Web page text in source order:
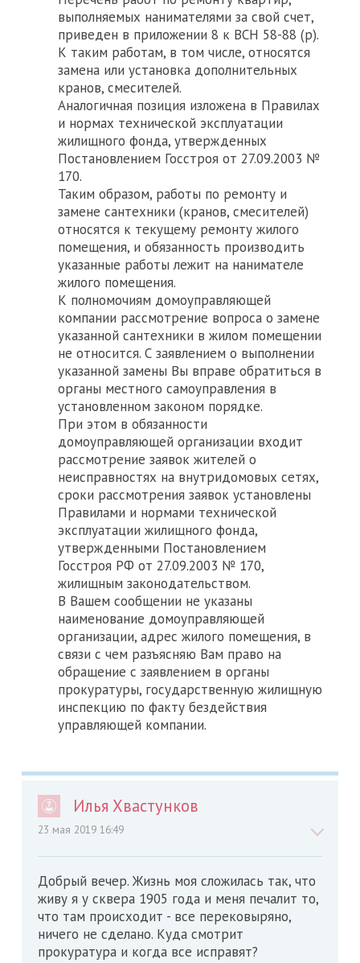
выполняемых нанимателями за свой счет,
приведен в приложении 8 к ВСН 58-88 (р).
К таким работам, в том числе, относятся
замена или установка дополнительных
кранов, смесителей.
Аналогичная позиция изложена в Правилах
и нормах технической эксплуатации
жилищного фонда, утвержденных
Постановлением Госстроя от 27.09.2003 №
170.
Таким образом, работы по ремонту и
замене сантехники (кранов, смесителей)
относятся к текущему ремонту жилого
помещения, и обязанность производить
указанные работы лежит на нанимателе
жилого помещения.
К полномочиям домоуправляющей
компании рассмотрение вопроса о замене
указанной сантехники в жилом помещении
не относится. С заявлением о выполнении
указанной замены Вы вправе обратиться в
органы местного самоуправления в
установленном законом порядке.
При этом в обязанности
домоуправляющей организации входит
рассмотрение заявок жителей о
неисправностях на внутридомовых сетях,
сроки рассмотрения заявок установлены
Правилами и нормами технической
эксплуатации жилищного фонда,
утвержденными Постановлением
Госстроя РФ от 27.09.2003 № 170,
жилищным законодательством.
В Вашем сообщении не указаны
наименование домоуправляющей
организации, адрес жилого помещения, в
связи с чем разъясняю Вам право на
обращение с заявлением в органы
прокуратуры, государственную жилищную
инспекцию по факту бездействия
управляющей компании.
Илья Хвастунков
23 мая 2019 16:49
Добрый вечер. Жизнь моя сложилась так, что
живу я у сквера 1905 года и меня печалит то,
что там происходит - все перековыряно,
ничего не сделано. Куда смотрит
прокуратура и когда все исправят?